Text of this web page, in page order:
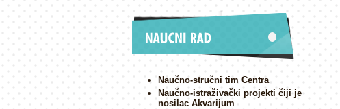
Naučno-stručni tim Centra
Naučno-istraživački projekti čiji je
nosilac Akvarijum